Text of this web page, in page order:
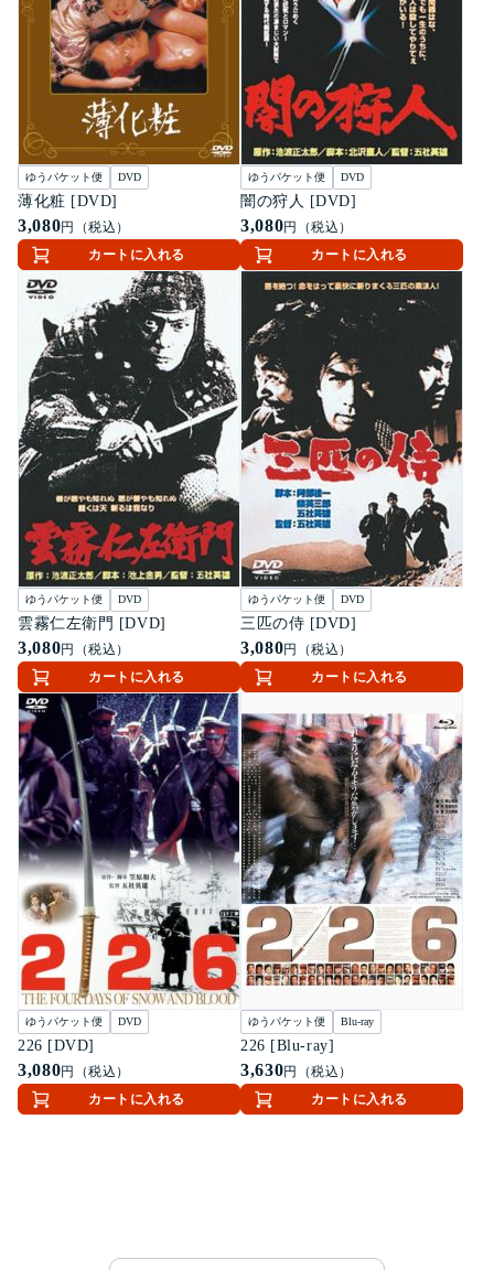
ゆうパケット便 DVD
薄化粧 [DVD]
3,080円（税込）
カートに入れる
ゆうパケット便 DVD
闇の狩人 [DVD]
3,080円（税込）
カートに入れる
ゆうパケット便 DVD
雲霧仁左衛門 [DVD]
3,080円（税込）
カートに入れる
ゆうパケット便 DVD
三匹の侍 [DVD]
3,080円（税込）
カートに入れる
ゆうパケット便 DVD
226 [DVD]
3,080円（税込）
カートに入れる
ゆうパケット便 Blu-ray
226 [Blu-ray]
3,630円（税込）
カートに入れる